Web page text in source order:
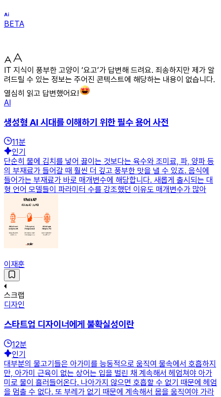
BETA
IT 지식이 풍부한 고양이 ‘요고’가 답변해 드려요. 죄송하지만 제가 알
려드릴 수 있는 정보는 주어진 콘텍스트에 해당하는 내용이 없습니다.
열심히 읽고 답변했어요!
AI
생성형 AI 시대를 이해하기 위한 필수 용어 사전
11분
인기
단순히 물에 김치를 넣어 끓이는 것보다는 육수와 조미료, 파, 양파 등
의 부재료가 들어갈 때 훨씬 더 깊고 풍부한 맛을 낼 수 있죠. 음식에
들어가는 부재료가 바로 매개변수에 해당합니다. 새롭게 출시되는 대
형 언어 모델들이 파라미터 수를 강조했던 이유도 매개변수가 많아
이재훈
스크랩
디자인
스타트업 디자이너에게 불확실성이란
12분
인기
대부분의 물고기들은 아가미를 능동적으로 움직여 물속에서 호흡하지
만, 아가미 근육이 없는 상어는 입을 벌린 채 계속해서 헤엄쳐야 아가
미로 물이 흘러들어온다. 나아가지 않으면 호흡할 수 없기 때문에 헤엄
을 멈출 수 없다. 또 부레가 없기 때문에 계속해서 몸을 움직여야 가라